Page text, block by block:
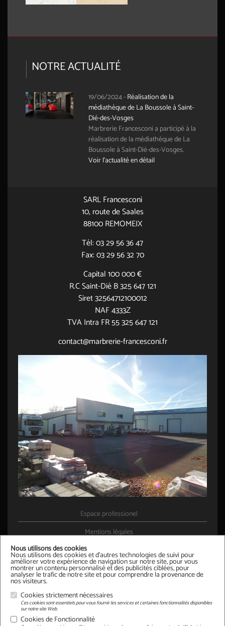
NOTRE ACTUALITÉ
19/06/2024-Réalisation de la
médiathèque de La Boussole à Saint-
Dié-des-Vosges
Marbrerie Francesconi a participé à la
réalisation de la médiathèque de La
Boussole à Saint-Dié-des-Vosges.
Voir l'actualité en détail
SARL Francesconi
10, route de Saales
88100 REMOMEIX
Tél: 03 29 56 36 47
Fax: 03 29 56 32 70
Capital 100 000 €
R.C Saint-Dié B 325 647 121
Siret 32564712100012
NAF 4333Z
TVA Intra FR 55 325 647 121
contact@marbrerie-francesconi.fr
Espace professionel
Mentions légales
Contact
Accueil
Produits
Nous utilisons des cookies
Nous utilisons des cookies et d'autres technologies de suivi pour
améliorer votre expérience de navigation sur notre site, pour vous
montrer un contenu personnalisé et des publicités ciblées, pour
analyser le trafic de notre site et pour comprendre la provenance de
nos visiteurs.
Cookies strictement nécessaires
Ces cookies sont essentiels pour vous fournir les services et certaines fonctionnalités disponibles
sur notre site Web.
Cookies de Fonctionnalité